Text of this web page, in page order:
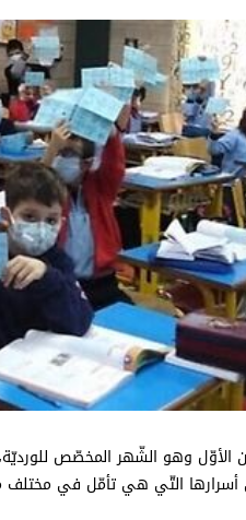
وهو الشّهر المخصّص للورديّة،
أسرارها التّي هي تأمّل في مختلف